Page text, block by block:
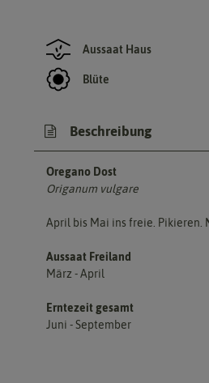
Aussaat Haus
Blüte
Beschreibung
Oregano Dost
Origanum vulgare
April bis Mai ins freie. Pikieren.
Aussaat Freiland
März - April
Erntezeit gesamt
Juni - September